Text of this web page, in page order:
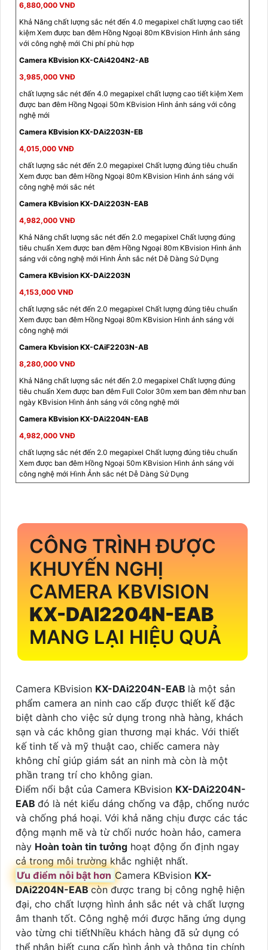
6,880,000 VNĐ
Khả Năng chất lượng sắc nét đến 4.0 megapixel chất lượng cao tiết
kiệm Xem được ban đêm Hồng Ngoại 80m KBvision Hình ảnh sáng
với công nghệ mới Chi phí phù hợp
Camera KBvision KX-CAi4204N2-AB
3,985,000 VNĐ
chất lượng sắc nét đến 4.0 megapixel chất lượng cao tiết kiệm Xem
được ban đêm Hồng Ngoại 50m KBvision Hình ảnh sáng với công
nghệ mới
Camera KBvision KX-DAi2203N-EB
4,015,000 VNĐ
chất lượng sắc nét đến 2.0 megapixel Chất lượng đúng tiêu chuẩn
Xem được ban đêm Hồng Ngoại 80m KBvision Hình ảnh sáng với
công nghệ mới sắc nét
Camera KBvision KX-DAi2203N-EAB
4,982,000 VNĐ
Khả Năng chất lượng sắc nét đến 2.0 megapixel Chất lượng đúng
tiêu chuẩn Xem được ban đêm Hồng Ngoại 80m KBvision Hình ảnh
sáng với công nghệ mới Hình Ảnh sắc nét Dễ Dàng Sử Dụng
Camera KBvision KX-DAi2203N
4,153,000 VNĐ
chất lượng sắc nét đến 2.0 megapixel Chất lượng đúng tiêu chuẩn
Xem được ban đêm Hồng Ngoại 80m KBvision Hình ảnh sáng với
công nghệ mới
Camera Kbvision KX-CAiF2203N-AB
8,280,000 VNĐ
Khả Năng chất lượng sắc nét đến 2.0 megapixel Chất lượng đúng
tiêu chuẩn Xem được ban đêm Full Color 30m xem ban đêm như ban
ngày KBvision Hình ảnh sáng với công nghệ mới
Camera KBvision KX-DAi2204N-EAB
4,982,000 VNĐ
chất lượng sắc nét đến 2.0 megapixel Chất lượng đúng tiêu chuẩn
Xem được ban đêm Hồng Ngoại 50m KBvision Hình ảnh sáng với
công nghệ mới Hình Ảnh sắc nét Dễ Dàng Sử Dụng
CÔNG TRÌNH ĐƯỢC
KHUYẾN NGHỊ
CAMERA KBVISION
KX-DAI2204N-EAB
MANG LẠI HIỆU QUẢ
Camera KBvision KX-DAi2204N-EAB là một sản
phẩm camera an ninh cao cấp được thiết kế đặc
biệt dành cho việc sử dụng trong nhà hàng, khách
sạn và các không gian thương mại khác. Với thiết
kế tinh tế và mỹ thuật cao, chiếc camera này
không chỉ giúp giám sát an ninh mà còn là một
phần trang trí cho không gian.
Điểm nổi bật của Camera KBvision KX-DAi2204N-
EAB đó là nét kiểu dáng chống va đập, chống nước
và chống phá hoại. Với khả năng chịu được các tác
động mạnh mẽ và từ chối nước hoàn hảo, camera
này Hoàn toàn tin tưởng hoạt động ổn định ngay
cả trong môi trường khắc nghiệt nhất.
Ưu điểm nỗi bật hơn Camera KBvision KX-
DAi2204N-EABcòn được trang bị công nghệ hiện
đại, cho chất lượng hình ảnh sắc nét và chất lượng
âm thanh tốt. Công nghệ mới được hãng ứng dụng
vào từng chi tiếtNhiều khách hàng đã sử dụng có
thể nhận biết cung cấp hình ảnh và thông tin chính